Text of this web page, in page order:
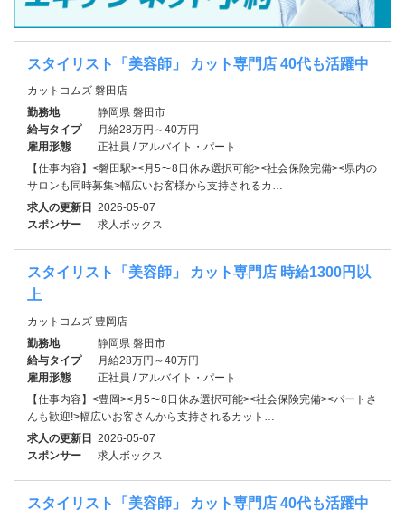
スタイリスト「美容師」 カット専門店 40代も活躍中
カットコムズ 磐田店
勤務地
静岡県 磐田市
給与タイプ
月給28万円～40万円
雇用形態
正社員 / アルバイト・パート
【仕事内容】<磐田駅><月5〜8日休み選択可能><社会保険完備><県内の
サロンも同時募集>幅広いお客様から支持されるカ…
求人の更新日 2026-05-07
スポンサー
求人ボックス
スタイリスト「美容師」 カット専門店 時給1300円以
上
カットコムズ 豊岡店
勤務地
静岡県 磐田市
給与タイプ
月給28万円～40万円
雇用形態
正社員 / アルバイト・パート
【仕事内容】<豊岡><月5〜8日休み選択可能><社会保険完備><パートさ
んも歓迎!>幅広いお客さんから支持されるカット…
求人の更新日 2026-05-07
スポンサー
求人ボックス
スタイリスト「美容師」 カット専門店 40代も活躍中